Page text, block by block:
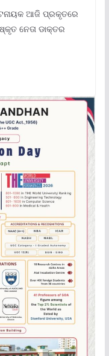
ଆଜି ପ୍ରକୃତରେ
ନେତା ଡାକ୍ତର